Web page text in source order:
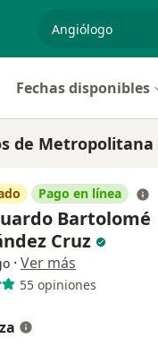
especialidad,
Fechas disponibles
de
Pago en línea
Bartolomé
Cruz
· Ver más
55 opiniones